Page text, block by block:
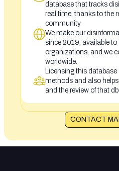
database that tracks
real time, thanks to the
community
We make our
since 2019, available
organizations, and we
worldwide.
Licensing this
methods and also
and the review of that db.
CONTACT